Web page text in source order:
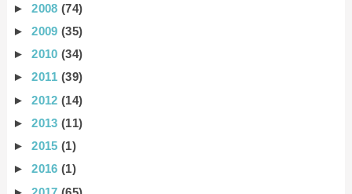
►2008(74)
►2009(35)
►2010(34)
►2011(39)
►2012(14)
►2013(11)
►2015(1)
►2016(1)